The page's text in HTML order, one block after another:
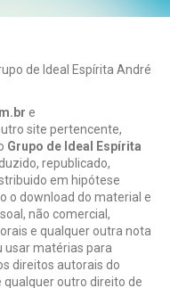
de Ideal Espírita André
e
site pertencente,
Grupo de Ideal Espírita
republicado,
em hipótese
o download do material e
não comercial,
e qualquer outra nota
usar matérias para
direitos autorais do
qualquer outro direito de